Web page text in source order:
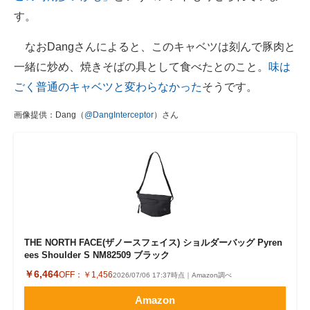
す。
なおDangさんによると、このキャベツは刻んで豚肉と
一緒に炒め、焼きそばの具として食べたとのこと。 味は
ごく普通のキャベツと変わらなかったそうです。
画像提供：Dang（ @DangInterceptor）さん
THE NORTH FACE(ザノースフェイス) ショルダーバッグ Pyren
ees Shoulder S NM82509 ブラック
￥6,464OFF： ￥1,4562026/07/06 17:37時点｜Amazon調べ
Amazon